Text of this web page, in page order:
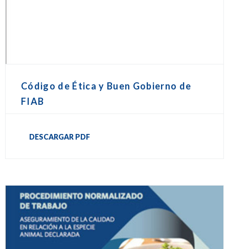
Código de Ética y Buen Gobierno de
FIAB
DESCARGAR PDF